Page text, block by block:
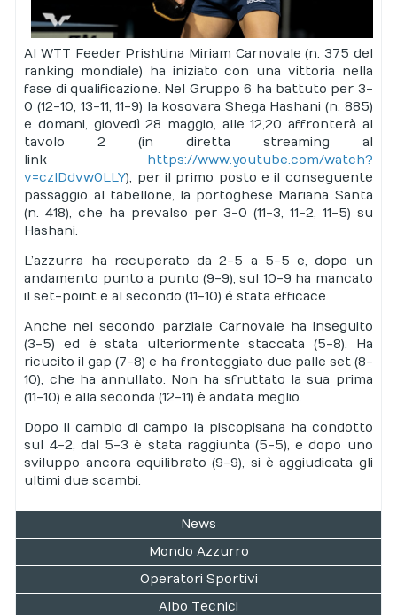
Al WTT Feeder Prishtina Miriam Carnovale (n. 375 del
ranking mondiale) ha iniziato con una vittoria nella
fase di qualificazione. Nel Gruppo 6 ha battuto per 3-
0 (12-10, 13-11, 11-9) la kosovara Shega Hashani (n. 885)
e domani, giovedì 28 maggio, alle 12,20 affronterà al
tavolo 2 (in diretta streaming al
link https://www.youtube.com/watch?
v=czIDdvw0LLY), per il primo posto e il conseguente
passaggio al tabellone, la portoghese Mariana Santa
(n. 418), che ha prevalso per 3-0 (11-3, 11-2, 11-5) su
Hashani.
L’azzurra ha recuperato da 2-5 a 5-5 e, dopo un
andamento punto a punto (9-9), sul 10-9 ha mancato
il set-point e al secondo (11-10) é stata efficace.
Anche nel secondo parziale Carnovale ha inseguito
(3-5) ed è stata ulteriormente staccata (5-8). Ha
ricucito il gap (7-8) e ha fronteggiato due palle set (8-
10), che ha annullato. Non ha sfruttato la sua prima
(11-10) e alla seconda (12-11) è andata meglio.
Dopo il cambio di campo la piscopisana ha condotto
sul 4-2, dal 5-3 è stata raggiunta (5-5), e dopo uno
sviluppo ancora equilibrato (9-9), si è aggiudicata gli
ultimi due scambi.
News
Mondo Azzurro
Operatori Sportivi
Albo Tecnici